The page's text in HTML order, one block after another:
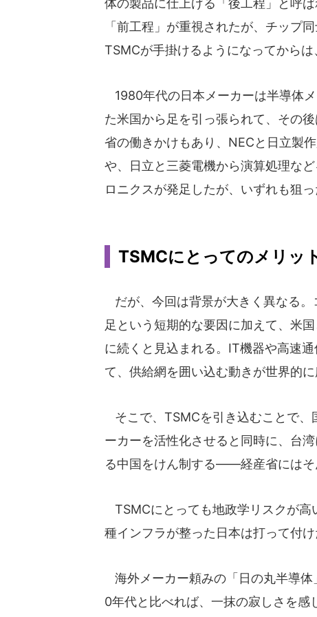
体の製品に仕上げる「後工程」と呼
「前工程」が重視されたが、チップ
TSMCが手掛けるようになってからは
1980年代の日本メーカーは半導体
た米国から足を引っ張られて、その
省の働きかけもあり、NECと日立製
や、日立と三菱電機から演算処理な
ロニクスが発足したが、いずれも狙
TSMCにとってのメリッ
だが、今回は背景が大きく異なる
足という短期的な要因に加えて、米
に続くと見込まれる。IT機器や高速
て、供給網を囲い込む動きが世界的
そこで、TSMCを引き込むことで、
ーカーを活性化させると同時に、台
る中国をけん制する――経産省にはそ
TSMCにとっても地政学リスクが高
種インフラが整った日本は打って付け
海外メーカー頼みの「日の丸半導
0年代と比べれば、一抹の寂しさを